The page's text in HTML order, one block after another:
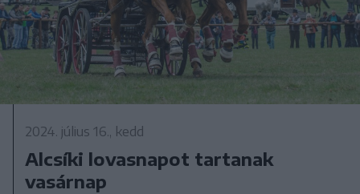
2024. július 16., kedd
Alcsíki lovasnapot tartanak
vasárnap